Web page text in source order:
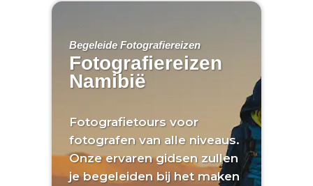
Begeleide Fotografiereizen
Fotografiereizen
Namibië
Fotografietours voor
fotografen van alle niveaus.
Onze ervaren gidsen zullen
je begeleiden bij het maken